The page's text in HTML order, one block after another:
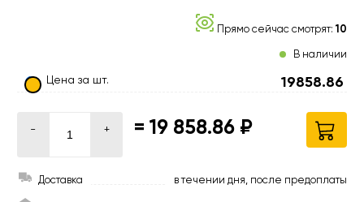
Прямо сейчас смотрят:10
В наличии
Цена за шт. 19858.86
- + = 19 858.86 ₽
Доставка в течении дня, после предоплаты